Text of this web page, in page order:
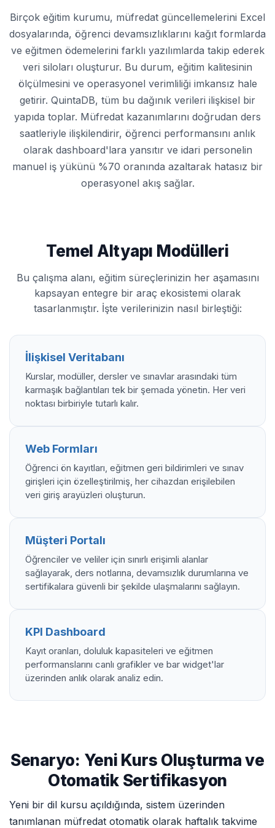
Birçok eğitim kurumu, müfredat güncellemelerini Excel
dosyalarında, öğrenci devamsızlıklarını kağıt formlarda
ve eğitmen ödemelerini farklı yazılımlarda takip ederek
veri siloları oluşturur. Bu durum, eğitim kalitesinin
ölçülmesini ve operasyonel verimliliği imkansız hale
getirir. QuintaDB, tüm bu dağınık verileri ilişkisel bir
yapıda toplar. Müfredat kazanımlarını doğrudan ders
saatleriyle ilişkilendirir, öğrenci performansını anlık
olarak dashboard'lara yansıtır ve idari personelin
manuel iş yükünü %70 oranında azaltarak hatasız bir
operasyonel akış sağlar.
Temel Altyapı Modülleri
Bu çalışma alanı, eğitim süreçlerinizin her aşamasını
kapsayan entegre bir araç ekosistemi olarak
tasarlanmıştır. İşte verilerinizin nasıl birleştiği:
İlişkisel Veritabanı
Kurslar, modüller, dersler ve sınavlar arasındaki tüm
karmaşık bağlantıları tek bir şemada yönetin. Her veri
noktası birbiriyle tutarlı kalır.
Web Formları
Öğrenci ön kayıtları, eğitmen geri bildirimleri ve sınav
girişleri için özelleştirilmiş, her cihazdan erişilebilen
veri giriş arayüzleri oluşturun.
Müşteri Portalı
Öğrenciler ve veliler için sınırlı erişimli alanlar
sağlayarak, ders notlarına, devamsızlık durumlarına ve
sertifikalara güvenli bir şekilde ulaşmalarını sağlayın.
KPI Dashboard
Kayıt oranları, doluluk kapasiteleri ve eğitmen
performanslarını canlı grafikler ve bar widget'lar
üzerinden anlık olarak analiz edin.
Senaryo: Yeni Kurs Oluşturma ve
Otomatik Sertifikasyon
Yeni bir dil kursu açıldığında, sistem üzerinden
tanımlanan müfredat otomatik olarak haftalık takvime